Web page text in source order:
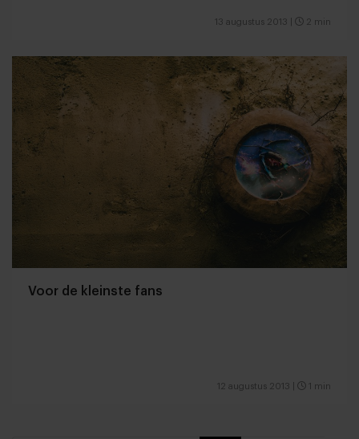
13 augustus 2013 2 min
Voor de kleinste fans
12 augustus 2013 1 min